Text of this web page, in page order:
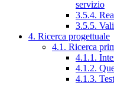
servizio
3.5.4.
3.5.5.
4. Ricerca progettuale
4.1. Ricerca
4.1.1.
4.1.2.
4.1.3.